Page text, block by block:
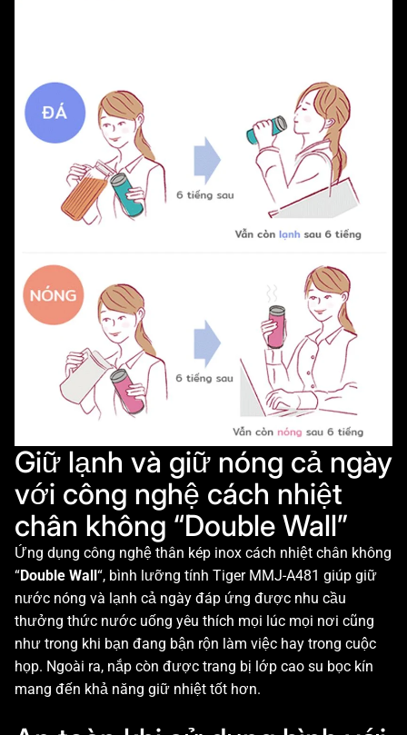
Giữ lạnh và giữ nóng cả ngày
với công nghệ cách nhiệt
chân không “Double Wall”
Ứng dụng công nghệ thân kép inox cách nhiệt chân không
“Double Wall“, bình lưỡng tính Tiger MMJ-A481 giúp giữ
nước nóng và lạnh cả ngày đáp ứng được nhu cầu
thưởng thức nước uống yêu thích mọi lúc mọi nơi cũng
như trong khi bạn đang bận rộn làm việc hay trong cuộc
họp. Ngoài ra, nắp còn được trang bị lớp cao su bọc kín
mang đến khả năng giữ nhiệt tốt hơn.